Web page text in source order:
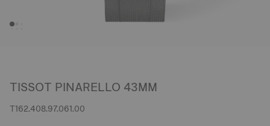
TISSOT PINARELLO 43MM
T162.408.97.061.00